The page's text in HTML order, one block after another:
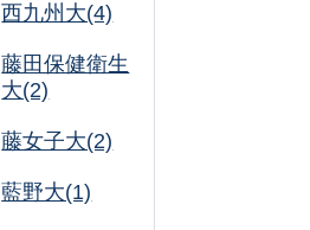
西九州大(4)
藤田保健衛生
大(2)
藤女子大(2)
藍野大(1)